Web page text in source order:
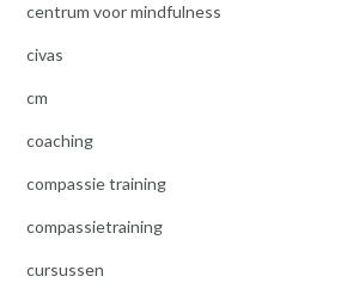
centrum voor mindfulness
civas
cm
coaching
compassie training
compassietraining
cursussen